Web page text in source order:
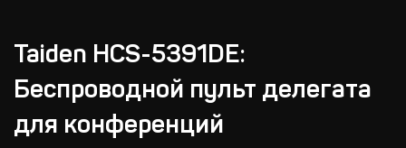
Taiden HCS-5391DE:
Беспроводной пульт делегата
для конференций